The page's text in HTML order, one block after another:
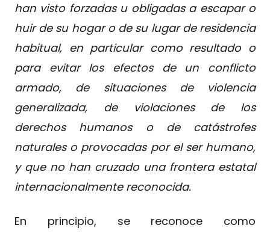
han visto forzadas u obligadas a escapar o
huir de su hogar o de su lugar de residencia
habitual, en particular como resultado o
para evitar los efectos de un conflicto
armado, de situaciones de violencia
generalizada, de violaciones de los
derechos humanos o de catástrofes
naturales o provocadas por el ser humano,
y que no han cruzado una frontera estatal
internacionalmente reconocida.
En principio, se reconoce como